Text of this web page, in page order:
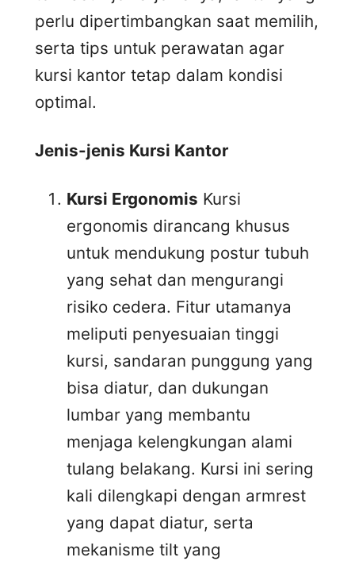
perlu dipertimbangkan saat memilih,
serta tips untuk perawatan agar
kursi kantor tetap dalam kondisi
optimal.
Jenis-jenis Kursi Kantor
Kursi Ergonomis Kursi
ergonomis dirancang khusus
untuk mendukung postur tubuh
yang sehat dan mengurangi
risiko cedera. Fitur utamanya
meliputi penyesuaian tinggi
kursi, sandaran punggung yang
bisa diatur, dan dukungan
lumbar yang membantu
menjaga kelengkungan alami
tulang belakang. Kursi ini sering
kali dilengkapi dengan armrest
yang dapat diatur, serta
mekanisme tilt yang